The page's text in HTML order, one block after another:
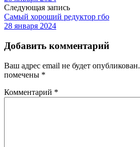
Следующая запись
Самый хороший редуктор гбо
28 января 2024
Добавить комментарий
Ваш адрес email не будет опубликован.
помечены *
Комментарий *